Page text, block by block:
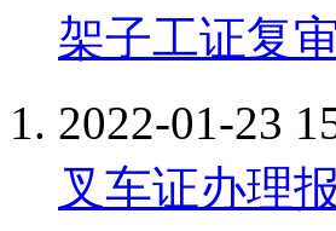
架子工证复
2022-01-23
叉车证办理